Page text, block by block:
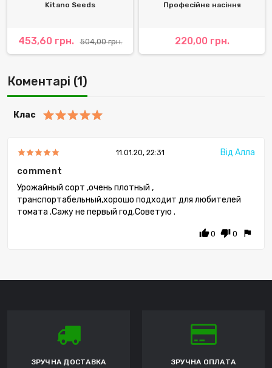
Kitano Seeds
453,60 грн. 504,00 грн.
Професійне насіння
220,00 грн.
Коментарі (1)
Клас
11.01.20, 22:31 Від Алла
comment
Урожайный сорт ,очень плотный ,
транспортабельный,хорошо подходит для любителей
томата .Сажу не первый год.Советую .
thumb_up0 thumb_down 0 flag
ЗРУЧНА ДОСТАВКА ЗРУЧНА ОПЛАТА